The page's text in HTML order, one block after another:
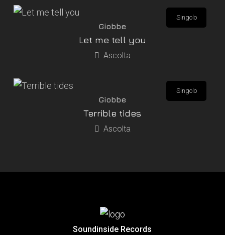
Singolo
Giobbe
Let me tell you
Ascolta
Singolo
Giobbe
Terrible tides
Ascolta
Soundinside Records